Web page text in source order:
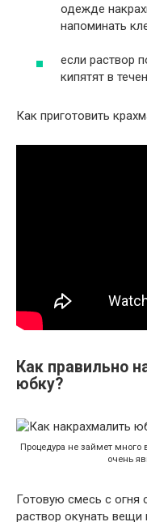
одежде
напоминать
если раствор
кипятят в
Как приготовить
Как правильно
юбку?
Процедура не займет много
очень
Готовую смесь с огня
раствор окунать вещи